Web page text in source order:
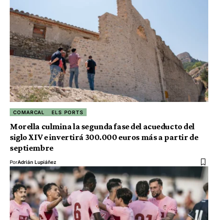
COMARCAL ELS PORTS
Morella culmina la segunda fase del acueducto del
siglo XIV e invertirá 300.000 euros más a partir de
septiembre
PorAdrián Lupiáñez